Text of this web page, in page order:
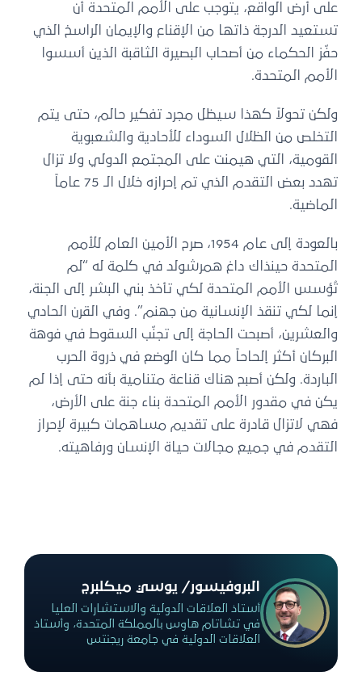
على أرض الواقع، يتوجب على الأمم المتحدة أن
تستعيد الدرجة ذاتها من الإقناع والإيمان الراسخ الذي
حفّز الحكماء من أصحاب البصيرة الثاقبة الذين أسسوا
الأمم المتحدة.
ولكن تحولاً كهذا سيظل مجرد تفكير حالم، حتى يتم
التخلص من الظلال السوداء للأحادية والشعبوية
القومية، التي هيمنت على المجتمع الدولي ولا تزال
تهدد بعض التقدم الذي تم إحرازه خلال الـ 75 عاماً
الماضية.
بالعودة إلى عام 1954، صرح الأمين العام للأمم
المتحدة حينذاك داغ همرشولد في كلمة له “لم
تُؤسس الأمم المتحدة لكي تأخذ بني البشر إلى الجنة،
إنما لكي تنقذ الإنسانية من جهنم”. وفي القرن الحادي
والعشرين، أصبحت الحاجة إلى تجنّب السقوط في فوهة
البركان أكثر إلحاحاً مما كان الوضع في ذروة الحرب
الباردة. ولكن أصبح هناك قناعة متنامية بأنه حتى إذا لم
يكن في مقدور الأمم المتحدة بناء جنة على الأرض،
فهي لاتزال قادرة على تقديم مساهمات كبيرة لإحراز
التقدم في جميع مجالات حياة الإنسان ورفاهيته.
البروفيسور/ يوسي ميكلبرج
أستاذ العلاقات الدولية والاستشارات العليا
في تشاتام هاوس بالمملكة المتحدة، وأستاذ
العلاقات الدولية في جامعة ريجنتس